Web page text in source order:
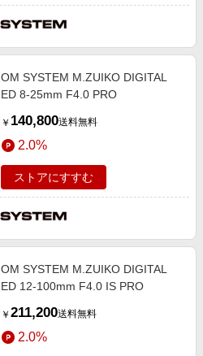
OM SYSTEM M.ZUIKO DIGITAL
ED 8-25mm F4.0 PRO
￥ 140,800送料無料
2.0%
ストアにすすむ
OM SYSTEM M.ZUIKO DIGITAL
ED 12-100mm F4.0 IS PRO
￥ 211,200送料無料
2.0%